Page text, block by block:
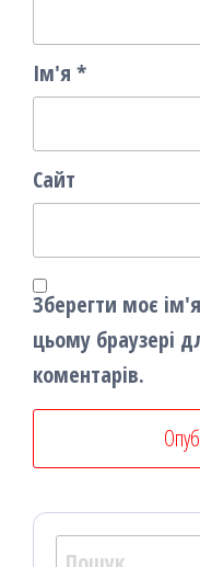
Ім'я *
Сайт
Зберегти моє
цьому браузері
коментарів.
Пошук: